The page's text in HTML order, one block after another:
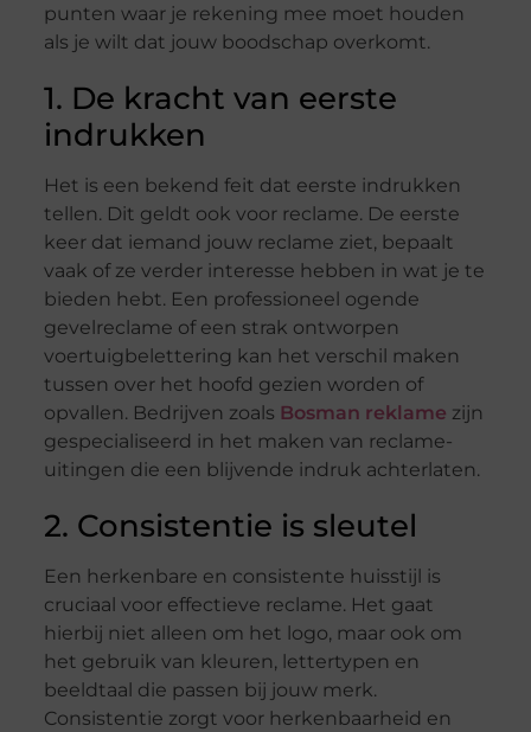
punten waar je rekening mee moet houden
als je wilt dat jouw boodschap overkomt.
1. De kracht van eerste
indrukken
Het is een bekend feit dat eerste indrukken
tellen. Dit geldt ook voor reclame. De eerste
keer dat iemand jouw reclame ziet, bepaalt
vaak of ze verder interesse hebben in wat je te
bieden hebt. Een professioneel ogende
gevelreclame of een strak ontworpen
voertuigbelettering kan het verschil maken
tussen over het hoofd gezien worden of
opvallen. Bedrijven zoals Bosman reklame zijn
gespecialiseerd in het maken van reclame-
uitingen die een blijvende indruk achterlaten.
2. Consistentie is sleutel
Een herkenbare en consistente huisstijl is
cruciaal voor effectieve reclame. Het gaat
hierbij niet alleen om het logo, maar ook om
het gebruik van kleuren, lettertypen en
beeldtaal die passen bij jouw merk.
Consistentie zorgt voor herkenbaarheid en